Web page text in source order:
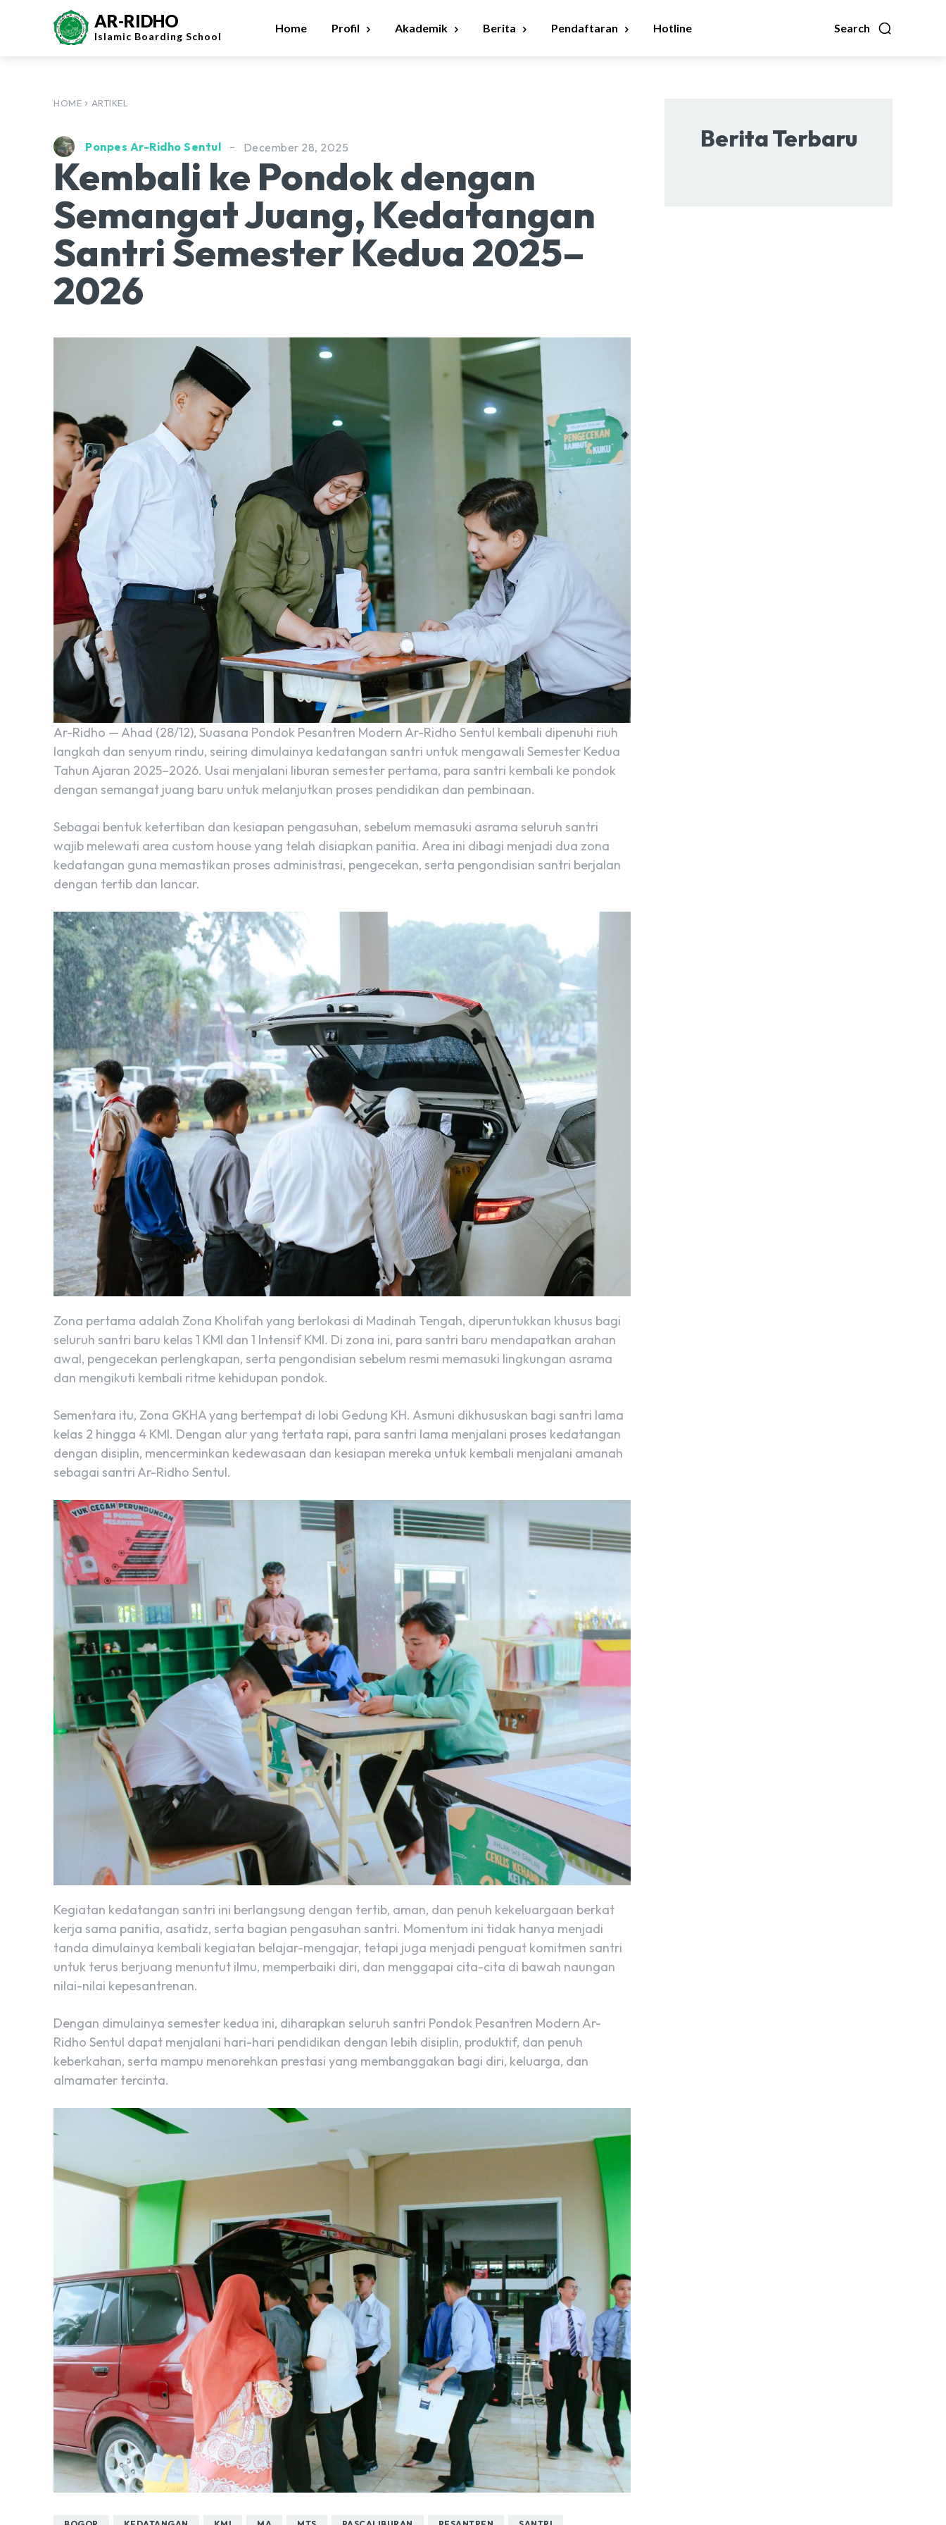
AR-RIDHO
Islamic Boarding School
Search
Home Profil Akademik Berita Pendaftaran Hotline
HOME ARTIKEL
Ponpes Ar-Ridho Sentul December 28, 2025
Kembali ke Pondok dengan
Semangat Juang, Kedatangan
Santri Semester Kedua 2025–
2026
Ar-Ridho — Ahad (28/12), Suasana Pondok Pesantren Modern Ar-Ridho Sentul kembali dipenuhi riuh
langkah dan senyum rindu, seiring dimulainya kedatangan santri untuk mengawali Semester Kedua
Tahun Ajaran 2025–2026. Usai menjalani liburan semester pertama, para santri kembali ke pondok
dengan semangat juang baru untuk melanjutkan proses pendidikan dan pembinaan.
Sebagai bentuk ketertiban dan kesiapan pengasuhan, sebelum memasuki asrama seluruh santri
wajib melewati area custom house yang telah disiapkan panitia. Area ini dibagi menjadi dua zona
kedatangan guna memastikan proses administrasi, pengecekan, serta pengondisian santri berjalan
dengan tertib dan lancar.
Zona pertama adalah Zona Kholifah yang berlokasi di Madinah Tengah, diperuntukkan khusus bagi
seluruh santri baru kelas 1 KMI dan 1 Intensif KMI. Di zona ini, para santri baru mendapatkan arahan
awal, pengecekan perlengkapan, serta pengondisian sebelum resmi memasuki lingkungan asrama
dan mengikuti kembali ritme kehidupan pondok.
Sementara itu, Zona GKHA yang bertempat di lobi Gedung KH. Asmuni dikhususkan bagi santri lama
kelas 2 hingga 4 KMI. Dengan alur yang tertata rapi, para santri lama menjalani proses kedatangan
dengan disiplin, mencerminkan kedewasaan dan kesiapan mereka untuk kembali menjalani amanah
sebagai santri Ar-Ridho Sentul.
Kegiatan kedatangan santri ini berlangsung dengan tertib, aman, dan penuh kekeluargaan berkat
kerja sama panitia, asatidz, serta bagian pengasuhan santri. Momentum ini tidak hanya menjadi
tanda dimulainya kembali kegiatan belajar-mengajar, tetapi juga menjadi penguat komitmen santri
untuk terus berjuang menuntut ilmu, memperbaiki diri, dan menggapai cita-cita di bawah naungan
nilai-nilai kepesantrenan.
Dengan dimulainya semester kedua ini, diharapkan seluruh santri Pondok Pesantren Modern Ar-
Ridho Sentul dapat menjalani hari-hari pendidikan dengan lebih disiplin, produktif, dan penuh
keberkahan, serta mampu menorehkan prestasi yang membanggakan bagi diri, keluarga, dan
almamater tercinta.
Berita Terbaru